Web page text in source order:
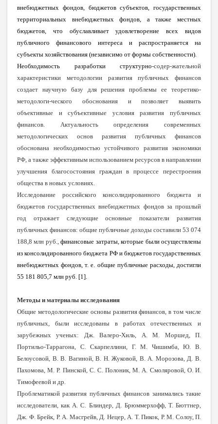
внебюджетных фондов, бюджетов субъектов, государственных
территориальных внебюджетных фондов, а также местных
бюджетов , что обуславливает удовлетворение всех видов
публичного финансового интереса и распространяется на
субъекты хозяйствования (независимо от формы собственности).
Необходимость разработки структурно-содер-жательной
характеристики методологии развития публичных финансов
создает научную базу для решения проблемы ее теоретико-
методологи-ческого обоснования и позволяет выявить
объективные и субъективные условия развития публичных
финансов. Актуальность определения современных
методологических основ развития публичных финансов
обоснована необходимостью устойчивого развития экономики
РФ, а также эффективным использованием ресурсов в направлении
улучшения благосостояния граждан в процессе перестроения
общества в новых условиях.
Исследование российского консолидированного бюджета и
бюджетов государственных внебюджетных фондов за прошлый
год отражает следующие основные показатели развития
публичных финансов: общие публичные доходы составили 53 074
188,8 млн руб.,финансовые затраты, которые были осуществлены
из консолидированного бюджета РФ и бюджетов государственных
внебюджетных фондов, т. е. общие публичные расходы, достигли
55 181 805,7 млн руб. [1].
Методы и материалы исследования
Общие методологические основы развития финансов, в том числе
публичных, были исследованы в работах отечественных и
зарубежных ученых: Дж. Валеро-Хиль, А. М. Моршед, П.
Портильо-Таррагона, С. Скарпеллини, Г. М. Чишимба, Ю. В.
Белоусовой, В. В. Вагиной, В. Н. Жуковой, В. А. Морозова, Д. В.
Пахомова, М. Р. Пинской, С. С. Полоник, М. А. Смоляровой, О. И.
Тимофеевой и др.
Проблематикой развития публичных финансов занимались такие
исследователи, как А. С. Блиндер, Д. Брюммерхофф, Т. Бюттнер,
Дж. Ф. Брейк, Р. А. Масгрейв, Д. Нецер, А. Т. Пикок, Р. М. Солоу, П.